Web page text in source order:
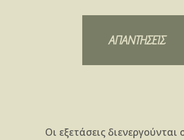
ΑΠΑΝΤΗΣΕΙΣ
Οι εξετάσεις διενεργούνται